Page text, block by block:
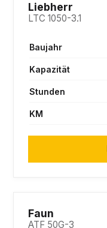
Liebherr
LTC 1050-3.1
Baujahr
Kapazität
Stunden
KM
Faun
ATF 50G-3